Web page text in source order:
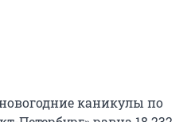
каникулы по